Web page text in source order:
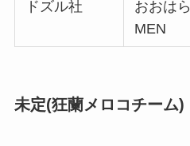
ドズル社
おおはら
MEN
未定(狂蘭メロコチーム)